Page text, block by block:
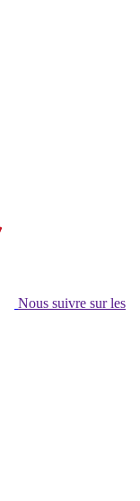
Nous suivre sur les